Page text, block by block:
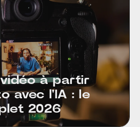
à partir
avec l'IA : le
2026